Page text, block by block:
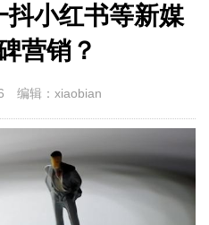
小红书等新媒
营销？
编辑：xiaobian